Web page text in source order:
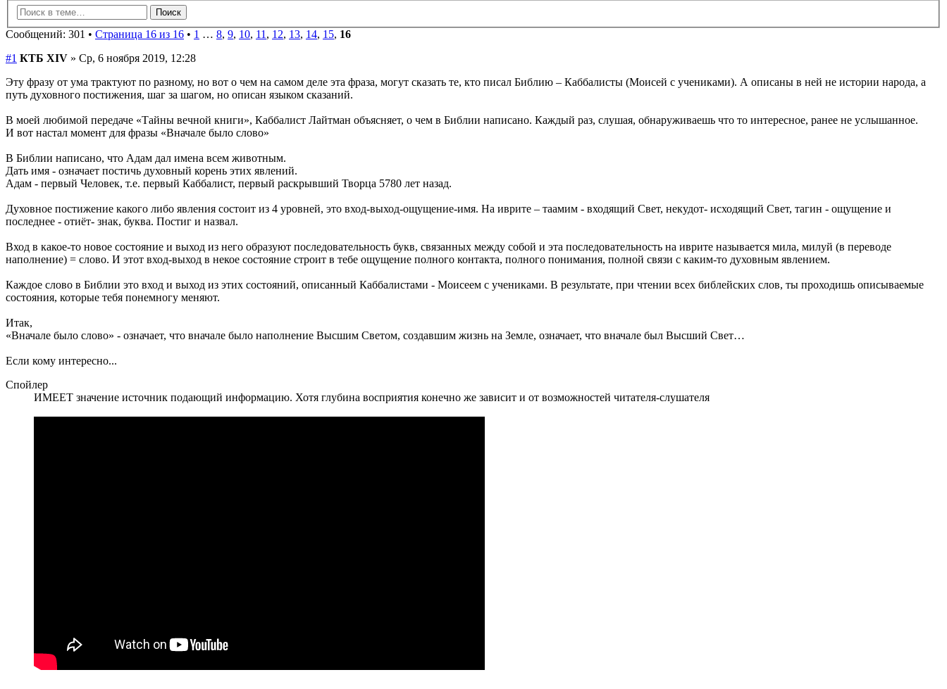
Сообщений: 301 • Страница 16 из 16 • 1 … 8, 9, 10, 11 , 12, 13, 14, 15, 16
#1 КТБ ХIV » Ср, 6 ноября 2019, 12:28
Эту фразу от ума трактуют по разному, но вот о чем на самом деле эта фраза, могут сказать те, кто писал Библию – Каббалисты (Моисей с учениками). А описаны в ней не истории народа, а
путь духовного постижения, шаг за шагом, но описан языком сказаний.
В моей любимой передаче «Тайны вечной книги», Каббалист Лайтман объясняет, о чем в Библии написано. Каждый раз, слушая, обнаруживаешь что то интересное, ранее не услышанное.
И вот настал момент для фразы «Вначале было слово»
В Библии написано, что Адам дал имена всем животным.
Дать имя - означает постичь духовный корень этих явлений.
Адам - первый Человек, т.е. первый Каббалист, первый раскрывший Творца 5780 лет назад.
Духовное постижение какого либо явления состоит из 4 уровней, это вход-выход-ощущение-имя. На иврите – таамим - входящий Свет, некудот- исходящий Свет, тагин - ощущение и
последнее - отиёт- знак, буква. Постиг и назвал.
Вход в какое-то новое состояние и выход из него образуют последовательность букв, связанных между собой и эта последовательность на иврите называется мила, милуй (в переводе
наполнение) = слово. И этот вход-выход в некое состояние строит в тебе ощущение полного контакта, полного понимания, полной связи с каким-то духовным явлением.
Каждое слово в Библии это вход и выход из этих состояний, описанный Каббалистами - Моисеем с учениками. В результате, при чтении всех библейских слов, ты проходишь описываемые
состояния, которые тебя понемногу меняют.
Итак,
«Вначале было слово» - означает, что вначале было наполнение Высшим Светом, создавшим жизнь на Земле, означает, что вначале был Высший Свет…
Если кому интересно...
Спойлер
ИМЕЕТ значение источник подающий информацию. Хотя глубина восприятия конечно же зависит и от возможностей читателя-слушателя